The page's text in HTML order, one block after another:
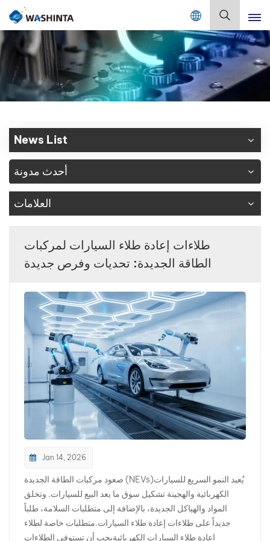
Mix Color Online
English
Français
Deutsch
Русский
Español
Português
日本語
한국어
بالعربية
فارسی
中文
News List
أحدث مدونة
العلامات
طلاءات إعادة طلاء السيارات لمركبات
الطاقة الجديدة: تحديات وفرص جديدة
Jan 14, 2026
صعود مركبات الطاقة الجديدة (NEVs)يُعيد النمو السريع للسيارات
الكهربائية والهجينة تشكيل سوق ما بعد البيع للسيارات. وتخلق
المواد والهياكل الجديدة، بالإضافة إلى متطلبات السلامة، طلباً
جديداً على طلاءات إعادة طلاء السيارات.متطلبات خاصة لطلاء
إعادة طلاء السيارات الكهربائيةيجب أن تستوفي الطلاءات